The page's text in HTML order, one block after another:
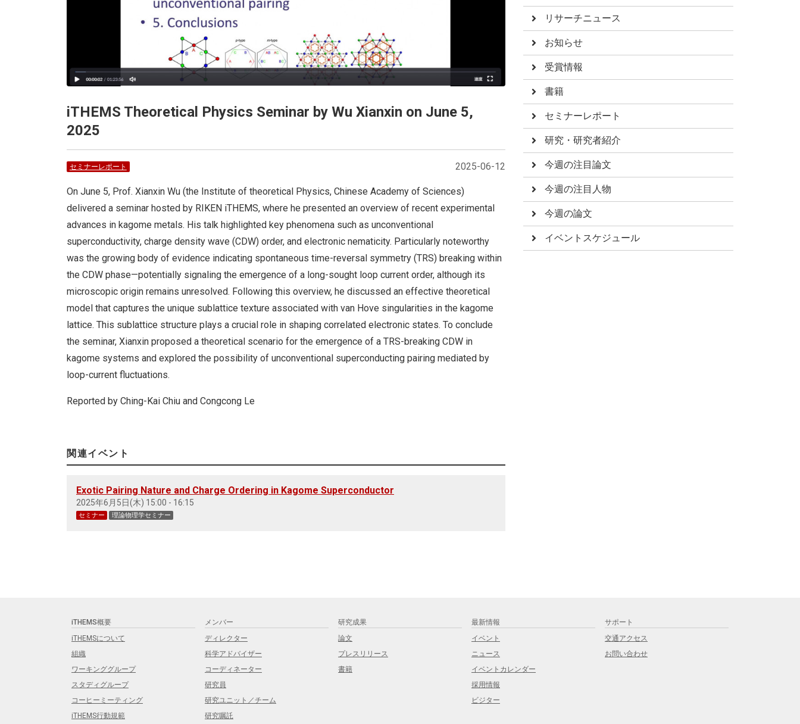
iTHEMS Theoretical Physics Seminar by Wu Xianxin on June 5,
2025
2025-06-12
セミナーレポート
On June 5, Prof. Xianxin Wu (the Institute of theoretical Physics, Chinese Academy of Sciences)
delivered a seminar hosted by RIKEN iTHEMS, where he presented an overview of recent experimental
advances in kagome metals. His talk highlighted key phenomena such as unconventional
superconductivity, charge density wave (CDW) order, and electronic nematicity. Particularly noteworthy
was the growing body of evidence indicating spontaneous time-reversal symmetry (TRS) breaking within
the CDW phase—potentially signaling the emergence of a long-sought loop current order, although its
microscopic origin remains unresolved. Following this overview, he discussed an effective theoretical
model that captures the unique sublattice texture associated with van Hove singularities in the kagome
lattice. This sublattice structure plays a crucial role in shaping correlated electronic states. To conclude
the seminar, Xianxin proposed a theoretical scenario for the emergence of a TRS-breaking CDW in
kagome systems and explored the possibility of unconventional superconducting pairing mediated by
loop-current fluctuations.
Reported by Ching-Kai Chiu and Congcong Le
関連イベント
Exotic Pairing Nature and Charge Ordering in Kagome Superconductor
2025年6月5日(木) 15:00 - 16:15
セミナー 理論物理学セミナー
リサーチニュース
お知らせ
受賞情報
書籍
セミナーレポート
研究・研究者紹介
今週の注目論文
今週の注目人物
今週の論文
イベントスケジュール
iTHEMS概要
iTHEMSについて
組織
ワーキンググループ
スタディグループ
コーヒーミーティング
iTHEMS行動規範
メンバー
ディレクター
科学アドバイザー
コーディネーター
研究員
研究ユニット／チーム
研究嘱託
研究成果
論文
プレスリリース
書籍
最新情報
イベント
ニュース
イベントカレンダー
採用情報
ビジター
サポート
交通アクセス
お問い合わせ